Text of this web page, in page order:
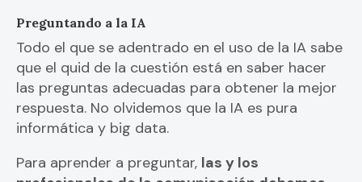
Preguntando a la IA
Todo el que se adentrado en el uso de la IA sabe
que el quid de la cuestión está en saber hacer
las preguntas adecuadas para obtener la mejor
respuesta. No olvidemos que la IA es pura
informática y big data.
Para aprender a preguntar, las y los